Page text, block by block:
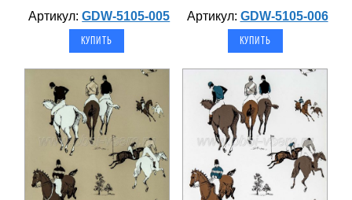
Артикул:GDW-5105-005 Артикул: GDW-5105-006